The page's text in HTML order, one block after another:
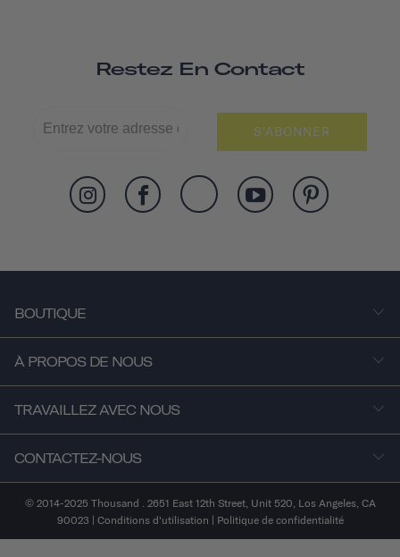
Restez En Contact
S'ABONNER
BOUTIQUE
À PROPOS DE NOUS
TRAVAILLEZ AVEC NOUS
CONTACTEZ-NOUS
© 2014-2025 Thousand . 2651 East 12th Street, Unit 520, Los Angeles, CA
90023 | Conditions d'utilisation | Politique de confidentialité